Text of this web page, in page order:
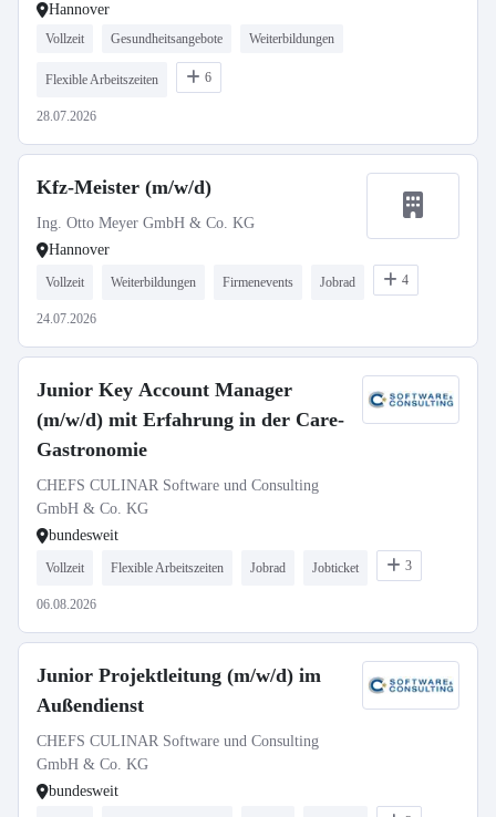
Hannover
Vollzeit Gesundheitsangebote Weiterbildungen
Flexible Arbeitszeiten 6
28.07.2026
Kfz-Meister (m/w/d)
Ing. Otto Meyer GmbH & Co. KG
Hannover
Vollzeit Weiterbildungen Firmenevents Jobrad 4
24.07.2026
Junior Key Account Manager
(m/w/d) mit Erfahrung in der Care-
Gastronomie
CHEFS CULINAR Software und Consulting
GmbH & Co. KG
bundesweit
Vollzeit Flexible Arbeitszeiten Jobrad Jobticket 3
06.08.2026
Junior Projektleitung (m/w/d) im
Außendienst
CHEFS CULINAR Software und Consulting
GmbH & Co. KG
bundesweit